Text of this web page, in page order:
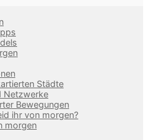
Städte
Netzwerke
Bewegungen
ihr von morgen?
morgen